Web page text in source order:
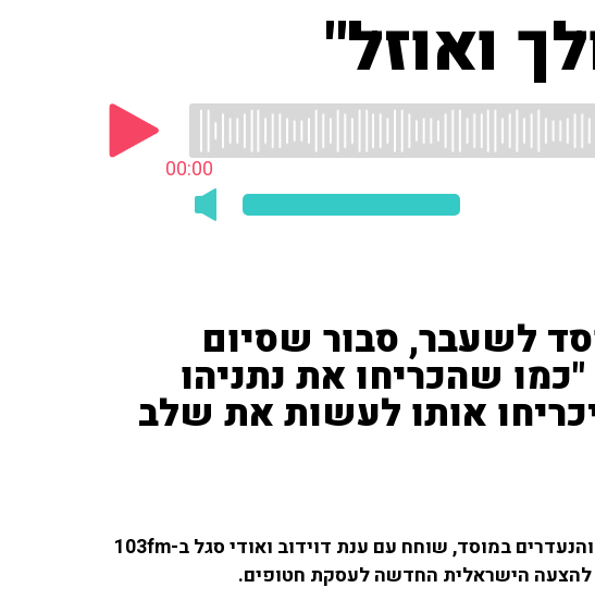
ואוזל"
00:00
לשעבר, סבור שסיום
שהכריחו את נתניהו
אותו לעשות את שלב
רמי איגרא, לשעבר ראש חטיבת השבויים והנעדרים במוסד, שוחח עם ענת דוידוב ואודי סגל ב-103fm